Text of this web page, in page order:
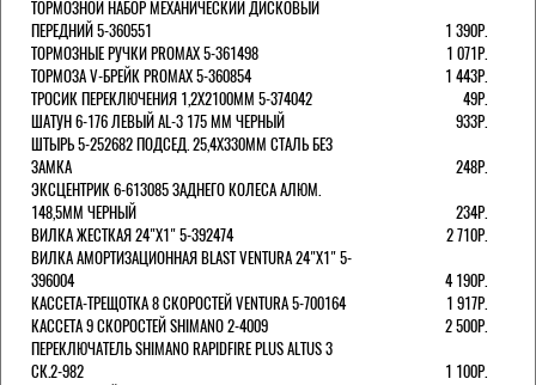
ТОРМОЗНОЙ НАБОР МЕХАНИЧЕСКИЙ ДИСКОВЫЙ
ПЕРЕДНИЙ 5-360551
1 390Р.
ТОРМОЗНЫЕ РУЧКИ PROMAX 5-361498
1 071Р.
ТОРМОЗА V-БРЕЙК PROMAX 5-360854
1 443Р.
ТРОСИК ПЕРЕКЛЮЧЕНИЯ 1,2Х2100ММ 5-374042
49Р.
ШАТУН 6-176 ЛЕВЫЙ AL-3 175 ММ ЧЕРНЫЙ
933Р.
ШТЫРЬ 5-252682 ПОДСЕД. 25,4Х330ММ СТАЛЬ БЕЗ
ЗАМКА
248Р.
ЭКСЦЕНТРИК 6-613085 ЗАДНЕГО КОЛЕСА АЛЮМ.
148,5ММ ЧЕРНЫЙ
234Р.
ВИЛКА ЖЕСТКАЯ 24"Х1" 5-392474
2 710Р.
ВИЛКА АМОРТИЗАЦИОННАЯ BLAST VENTURA 24"Х1" 5-
396004
4 190Р.
КАССЕТА-ТРЕЩОТКА 8 СКОРОСТЕЙ VENTURA 5-700164
1 917Р.
КАССЕТА 9 СКОРОСТЕЙ SHIMANO 2-4009
2 500Р.
ПЕРЕКЛЮЧАТЕЛЬ SHIMANO RAPIDFIRE PLUS ALTUS 3
СК.2-982
1 100Р.